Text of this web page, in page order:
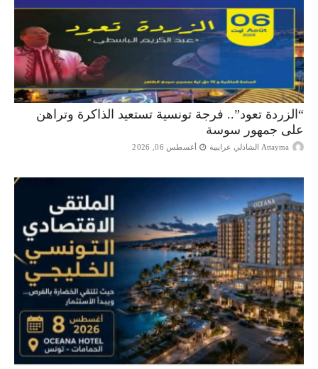
“الزردة تعود”.. فرجة تونسية تستعيد الذاكرة وتراهن
على جمهور سوسة
Attayma الشاذلي عرايبية أغسطس 06, 2026